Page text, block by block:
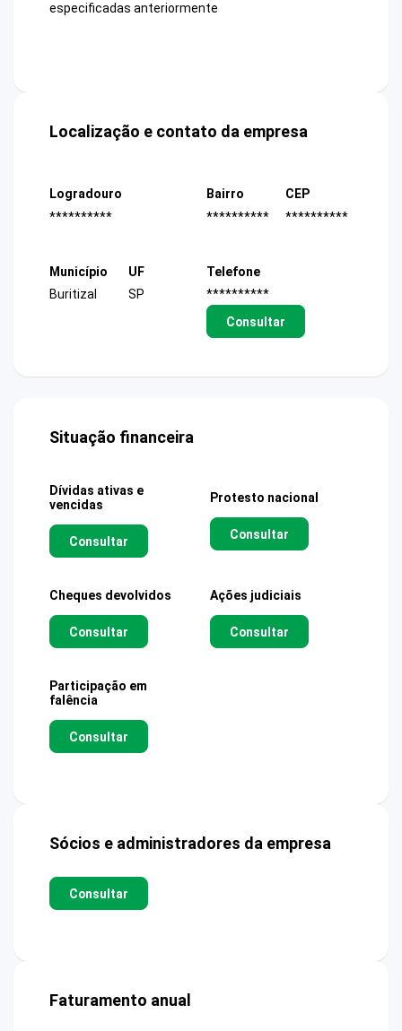
especificadas anteriormente
Localização e contato da empresa
Logradouro
**********
Bairro
**********
CEP
**********
Município
Buritizal
UF
SP
Telefone
**********
Consultar
Situação financeira
Dívidas ativas e
vencidas
Consultar
Protesto nacional
Consultar
Cheques devolvidos
Consultar
Ações judiciais
Consultar
Participação em
falência
Consultar
Sócios e administradores da empresa
Consultar
Faturamento anual